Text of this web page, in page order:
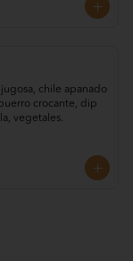
chile apanado
crocante, dip
vegetales.